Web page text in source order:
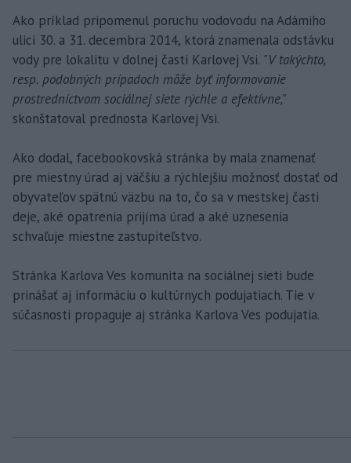
Ako príklad pripomenul poruchu vodovodu na Adámiho
ulici 30. a 31. decembra 2014, ktorá znamenala odstávku
vody pre lokalitu v dolnej časti Karlovej Vsi. "V takýchto,
resp. podobných prípadoch môže byť informovanie
prostredníctvom sociálnej siete rýchle a efektívne,"
skonštatoval prednosta Karlovej Vsi.
Ako dodal, facebookovská stránka by mala znamenať
pre miestny úrad aj väčšiu a rýchlejšiu možnosť dostať od
obyvateľov spätnú väzbu na to, čo sa v mestskej časti
deje, aké opatrenia prijíma úrad a aké uznesenia
schvaľuje miestne zastupiteľstvo.
Stránka Karlova Ves komunita na sociálnej sieti bude
prinášať aj informáciu o kultúrnych podujatiach. Tie v
súčasnosti propaguje aj stránka Karlova Ves podujatia.